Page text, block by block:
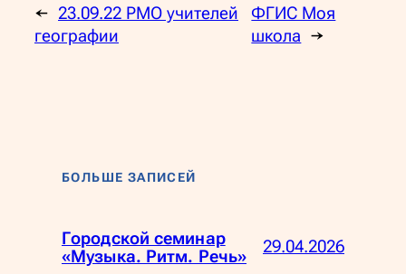
← 23.09.22 РМО учителей
географии
ФГИС Моя
школа →
БОЛЬШЕ ЗАПИСЕЙ
Городской семинар
«Музыка. Ритм. Речь»
29.04.2026